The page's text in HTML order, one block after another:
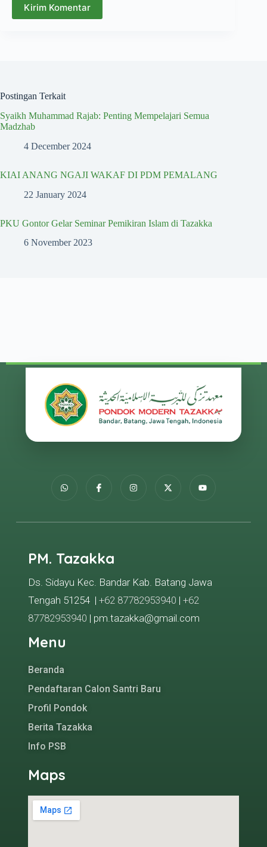
Kirim Komentar
Postingan Terkait
Syaikh Muhammad Rajab: Penting Mempelajari Semua
Madzhab
4 December 2024
KIAI ANANG NGAJI WAKAF DI PDM PEMALANG
22 January 2024
PKU Gontor Gelar Seminar Pemikiran Islam di Tazakka
6 November 2023
PM. Tazakka
Ds. Sidayu Kec. Bandar Kab. Batang Jawa
Tengah 51254 | +62 87782953940 | +62
87782953940 | pm.tazakka@gmail.com
Menu
Beranda
Pendaftaran Calon Santri Baru
Profil Pondok
Berita Tazakka
Info PSB
Maps